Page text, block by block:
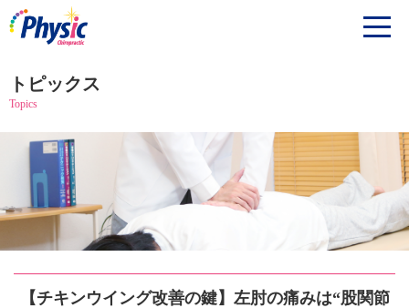
トピックス
Topics
【チキンウイング改善の鍵】左肘の痛みは“股関節